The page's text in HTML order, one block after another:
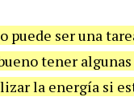
puede ser una
tener
la energía si